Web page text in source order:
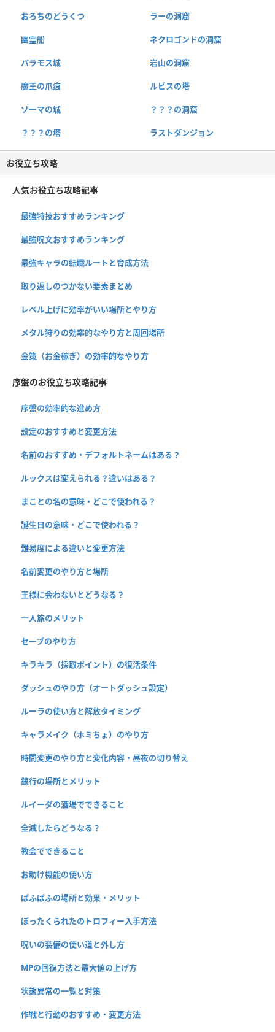
おろちのどうくつ ラーの洞窟
幽霊船 ネクロゴンドの洞窟
バラモス城 岩山の洞窟
魔王の爪痕 ルビスの塔
ゾーマの城 ？？？の洞窟
？？？の塔 ラストダンジョン
お役立ち攻略
人気お役立ち攻略記事
最強特技おすすめランキング
最強呪文おすすめランキング
最強キャラの転職ルートと育成方法
取り返しのつかない要素まとめ
レベル上げに効率がいい場所とやり方
メタル狩りの効率的なやり方と周回場所
金策（お金稼ぎ）の効率的なやり方
序盤のお役立ち攻略記事
序盤の効率的な進め方
設定のおすすめと変更方法
名前のおすすめ・デフォルトネームはある？
ルックスは変えられる？違いはある？
まことの名の意味・どこで使われる？
誕生日の意味・どこで使われる？
難易度による違いと変更方法
名前変更のやり方と場所
王様に会わないとどうなる？
一人旅のメリット
セーブのやり方
キラキラ（採取ポイント）の復活条件
ダッシュのやり方（オートダッシュ設定）
ルーラの使い方と解放タイミング
キャラメイク（ホミちょ）のやり方
時間変更のやり方と変化内容・昼夜の切り替え
銀行の場所とメリット
ルイーダの酒場でできること
全滅したらどうなる？
教会でできること
お助け機能の使い方
ぱふぱふの場所と効果・メリット
ぼったくられたのトロフィー入手方法
呪いの装備の使い道と外し方
MPの回復方法と最大値の上げ方
状態異常の一覧と対策
作戦と行動のおすすめ・変更方法